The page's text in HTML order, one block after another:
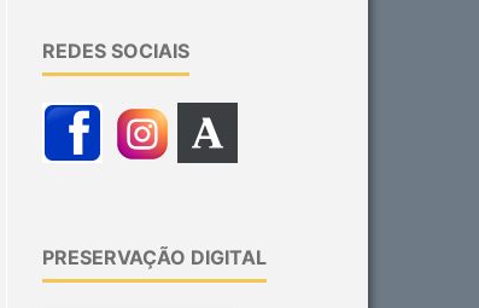
REDES SOCIAIS
PRESERVAÇÃO DIGITAL